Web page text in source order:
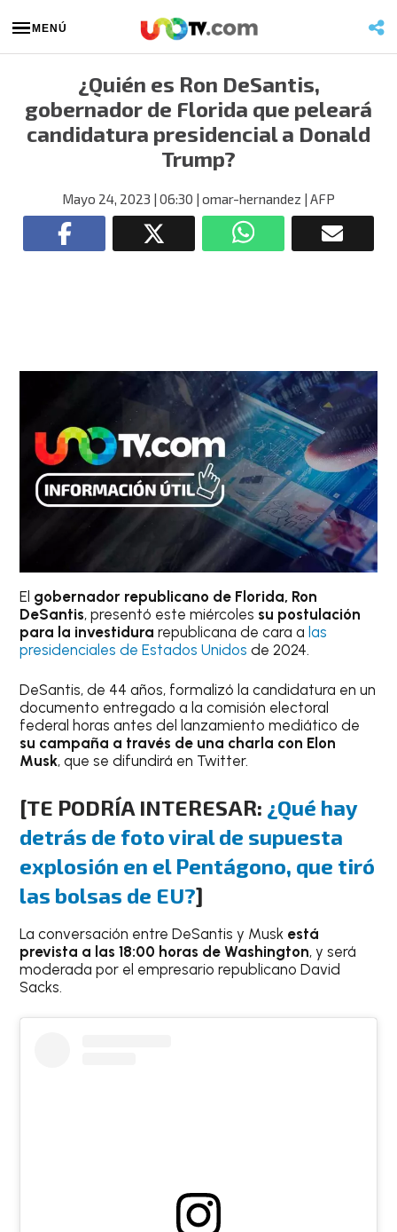
MENÚ
¿Quién es Ron DeSantis,
gobernador de Florida que peleará
candidatura presidencial a Donald
Trump?
Mayo 24, 2023 | 06:30 | omar-hernandez | AFP
El gobernador republicano de Florida, Ron
DeSantis, presentó este miércoles su postulación
para la investidura republicana de cara alas
presidenciales de Estados Unidos de 2024.
DeSantis, de 44 años, formalizó la candidatura en un
documento entregado a la comisión electoral
federal horas antes del lanzamiento mediático de
su campaña a través de una charla con Elon
Musk, que se difundirá en Twitter.
[TE PODRÍA INTERESAR: ¿Qué hay
detrás de foto viral de supuesta
explosión en el Pentágono, que tiró
las bolsas de EU?]
La conversación entre DeSantis y Musk está
prevista a las 18:00 horas de Washington, y será
moderada por el empresario republicano David
Sacks.